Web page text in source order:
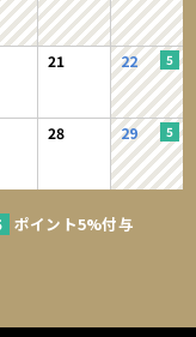
び利用目的】
番号、メールアドレ
上に登録されますが、
情報を適切かつ確実に
る場合を除き、開示し
ての返信・連絡、メー
発送のために利用する
定できない範囲で集
21 22
28 29
ポイント5%付与